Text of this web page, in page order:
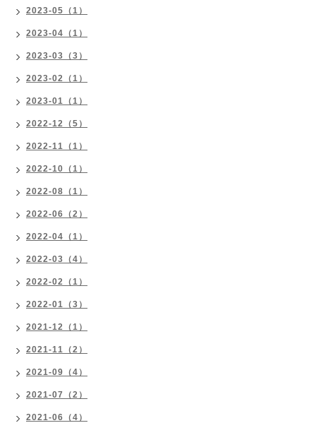
2023-05（1）
2023-04（1）
2023-03（3）
2023-02（1）
2023-01（1）
2022-12（5）
2022-11（1）
2022-10（1）
2022-08（1）
2022-06（2）
2022-04（1）
2022-03（4）
2022-02（1）
2022-01（3）
2021-12（1）
2021-11（2）
2021-09（4）
2021-07（2）
2021-06（4）